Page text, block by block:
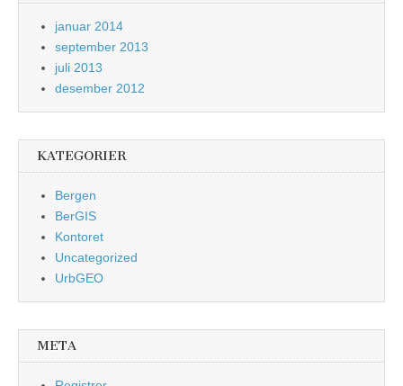
januar 2014
september 2013
juli 2013
desember 2012
KATEGORIER
Bergen
BerGIS
Kontoret
Uncategorized
UrbGEO
META